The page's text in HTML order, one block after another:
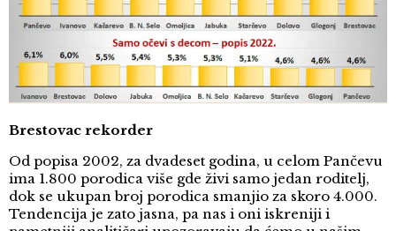
Brestovac rekorder
Od popisa 2002, za dvadeset godina, u celom Pančevu
ima 1.800 porodica više gde živi samo jedan roditelj,
dok se ukupan broj porodica smanjio za skoro 4.000.
Tendencija je zato jasna, pa nas i oni iskreniji i